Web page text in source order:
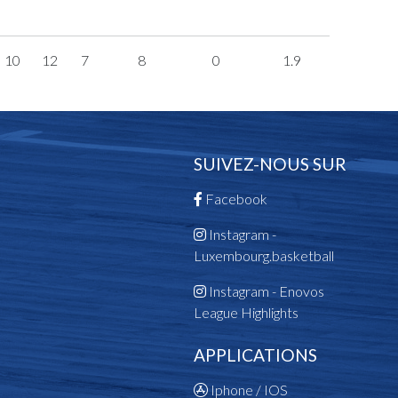
10 12 7 8 0 1.9
SUIVEZ-NOUS SUR
Facebook
Instagram -
Luxembourg.basketball
Instagram - Enovos
League Highlights
APPLICATIONS
Iphone / IOS